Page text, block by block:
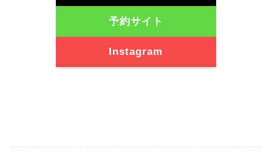
予約サイト
Instagram